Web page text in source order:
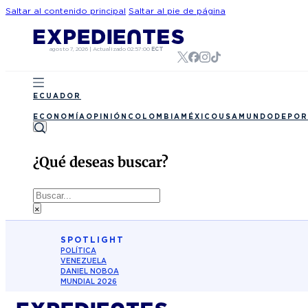
Saltar al contenido principal Saltar al pie de página
agosto 7, 2026 | Actualizado 02:57:00 ECT
ECUADOR
ECONOMÍA OPINIÓN COLOMBIA MÉXICO USA MUNDO
¿Qué deseas buscar?
Buscar
×
SPOTLIGHT
POLÍTICA
VENEZUELA
DANIEL NOBOA
MUNDIAL 2026